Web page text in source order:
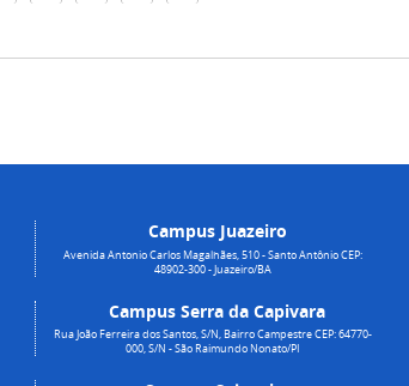
Campus Juazeiro
Avenida Antonio Carlos Magalhães, 510 - Santo Antônio CEP:
48902-300 - Juazeiro/BA
Campus Serra da Capivara
Rua João Ferreira dos Santos, S/N, Bairro Campestre CEP: 64770-
000, S/N - São Raimundo Nonato/PI